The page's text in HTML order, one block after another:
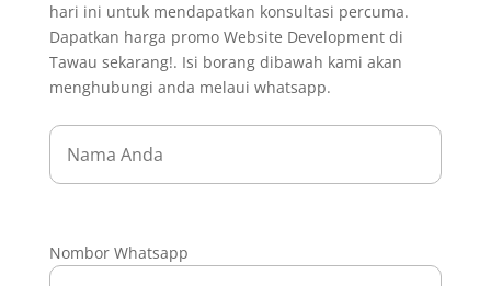
hari ini untuk mendapatkan konsultasi percuma.
Dapatkan harga promo Website Development di
Tawau sekarang!. Isi borang dibawah kami akan
menghubungi anda melaui whatsapp.
Nombor Whatsapp